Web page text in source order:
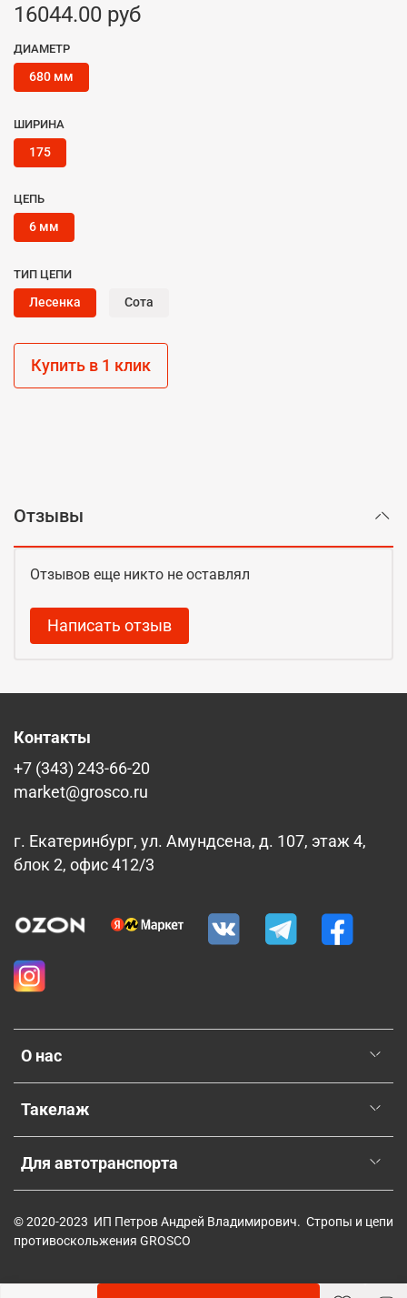
16044.00 руб
Купить в 1 клик
ДИАМЕТР
680 мм
ШИРИНА
175
ЦЕПЬ
6 мм
ТИП ЦЕПИ
Лесенка Сота
Отзывы
Отзывов еще никто не оставлял
Написать отзыв
О нас
Такелаж
Для автотранспорта
Контакты
+7 (343) 243-66-20
market@grosco.ru
г. Екатеринбург, ул. Амундсена, д. 107, этаж 4,
блок 2, офис 412/3
© 2020-2023 ИП Петров Андрей Владимирович. Стропы и цепи
противоскольжения GROSCO